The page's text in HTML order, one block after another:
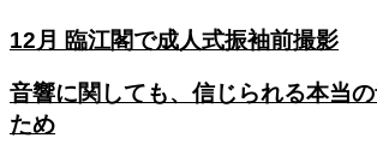
12月 臨江閣で成人式振袖前撮影
音響に関しても、信じられる本当
ため